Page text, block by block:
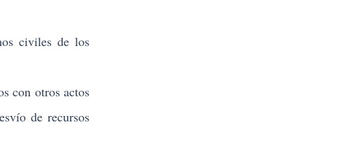
civiles de los
con otros actos
de recursos